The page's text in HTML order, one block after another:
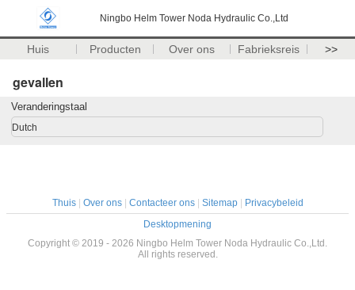
Ningbo Helm Tower Noda Hydraulic Co.,Ltd
Huis Producten Over ons Fabrieksreis >>
gevallen
Veranderingstaal
Dutch
Thuis| Over ons| Contacteer ons| Sitemap|
Privacybeleid
Desktopmening
Copyright © 2019 - 2026 Ningbo Helm Tower Noda Hydraulic Co.,Ltd.
All rights reserved.